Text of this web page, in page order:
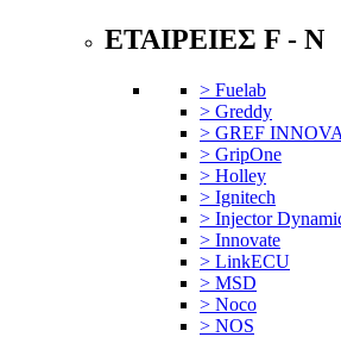
ΕΤΑΙΡΕΙΕΣ F - N
> Fuelab
> Greddy
> GREF
> GripOne
> Holley
> Ignitech
> Injector
> Innovate
> LinkECU
> MSD
> Noco
> NOS